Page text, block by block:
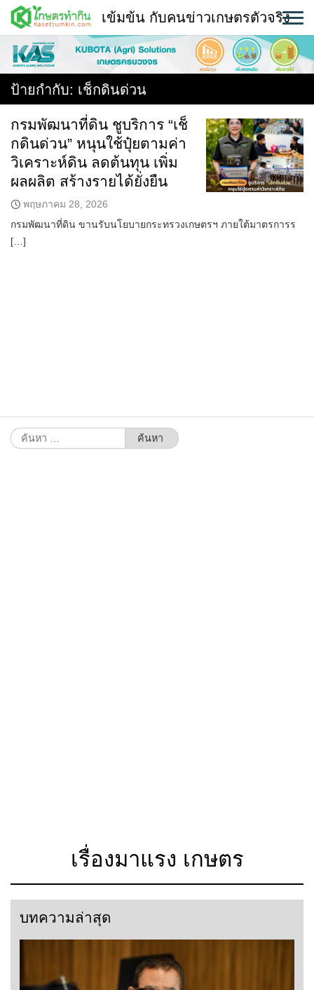
Skip
content
พืช
หน้าแรก
แวดวงเกษตร
ใคร ทำอะไร ที่ไหน
สถานีข่าววันนี้
เข้มข้น กับคนข่าวเกษตรตัวจริง
ป้ายกำกับ: เช็กดินด่วน
กรมพัฒนาที่ดิน ชูบริการ “เช็
กดินด่วน” หนุนใช้ปุ๋ยตามค่า
วิเคราะห์ดิน ลดต้นทุน เพิ่ม
ผลผลิต สร้างรายได้ยั่งยืน
พฤษภาคม 28, 2026
กรมพัฒนาที่ดิน ขานรับนโยบายกระทรวงเกษตรฯ ภายใต้มาตรการร
[…]
ค้นหา
สำหรับ:
เรื่องมาแรง เกษตร
บทความล่าสุด